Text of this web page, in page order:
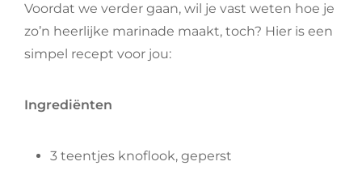
Voordat we verder gaan, wil je vast weten hoe je
zo’n heerlijke marinade maakt, toch? Hier is een
simpel recept voor jou:
Ingrediënten
3 teentjes knoflook, geperst